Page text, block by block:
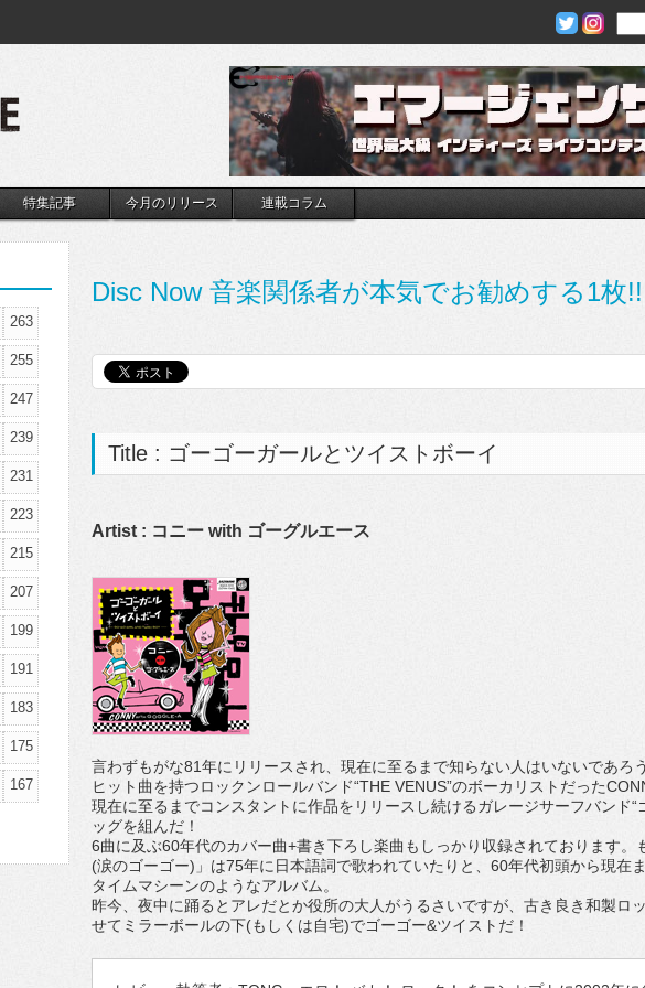
特集記事 今月のリリース 連載コラム
Disc Now 音楽関係者が本気でお勧めする1枚!!
Title : ゴーゴーガールとツイストボーイ
Artist : コニー with ゴーグルエース
言わずもがな81年にリリースされ、現在に至るまで知らない人はいないであろ
ヒット曲を持つロックンロールバンド“THE VENUS”のボーカリストだった
現在に至るまでコンスタントに作品をリリースし続けるガレージサーフバンド“
ッグを組んだ！
6曲に及ぶ60年代のカバー曲+書き下ろし楽曲もしっかり収録されております。
(涙のゴーゴー)」は75年に日本語詞で歌われていたりと、60年代初頭から現在
タイムマシーンのようなアルバム。
昨今、夜中に踊るとアレだとか役所の大人がうるさいですが、古き良き和製ロ
せてミラーボールの下(もしくは自宅)でゴーゴー&ツイストだ！
263
255
247
239
231
223
215
207
199
191
183
175
167